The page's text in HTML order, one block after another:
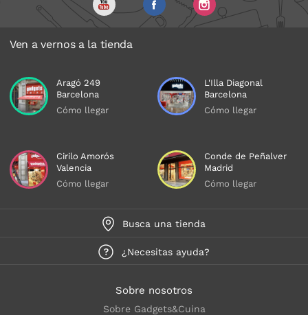
Ven a vernos a la tienda
Aragó 249
Barcelona
Cómo llegar
L'Illa Diagonal
Barcelona
Cómo llegar
Cirilo Amorós
Valencia
Cómo llegar
Conde de Peñalver
Madrid
Cómo llegar
Busca una tienda
¿Necesitas ayuda?
Sobre nosotros
Sobre Gadgets&Cuina